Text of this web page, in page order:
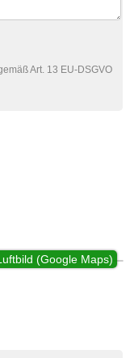
Art. 13 EU-DSGVO
(Google Maps)